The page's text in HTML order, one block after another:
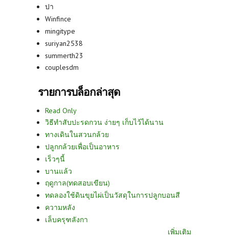
ปา
Winfince
mingitype
suriyan2538
summerth23
couplesdm
รายการบล็อกล่าสุด
Read Only
วิธีทำสับปะรดกวน ง่ายๆ เก็บไว้ได้นาน
ทางเดินในสวนกล้วย
ปลูกกล้วยเพื่อเป็นอาหาร
เร็วๆนี้
บานแล้ว
ฤดูกาล(ทดสอบเขียน)
ทดลองใช้ดินขุยไผ่เป็นวัสดุในการปลูกบอนสี
ความหลัง
เล็บครุฑลังกา
เพิ่มเติม